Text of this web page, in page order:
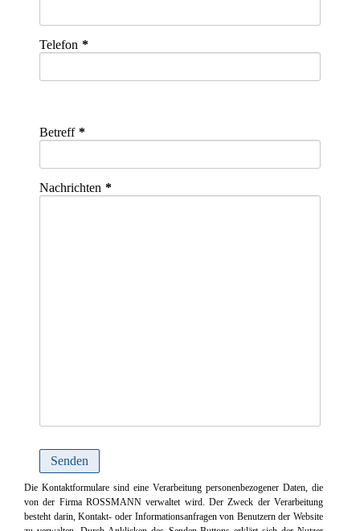
Telefon
Betreff
Nachrichten
Die Kontaktformulare sind eine Verarbeitung personenbezogener Daten, die
von der Firma ROSSMANN verwaltet wird. Der Zweck der Verarbeitung
besteht darin, Kontakt- oder Informationsanfragen von Benutzern der Website